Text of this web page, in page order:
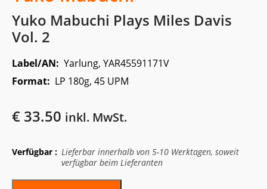
Yuko Mabuchi Plays Miles Davis
Vol. 2
Label/AN: Yarlung, YAR45591171V
Format: LP 180g, 45 UPM
€ 33.50 inkl. MwSt.
Verfügbar : Lieferbar innerhalb von 5-10 Werktagen, soweit
verfügbar beim Lieferanten